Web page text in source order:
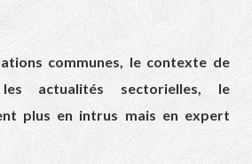
communes, le contexte de
actualités sectorielles, le
plus en intrus mais en expert